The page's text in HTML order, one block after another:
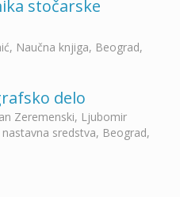
stočarske
Naučna knjiga, Beograd,
delo
Zeremenski, Ljubomir
sredstva, Beograd,